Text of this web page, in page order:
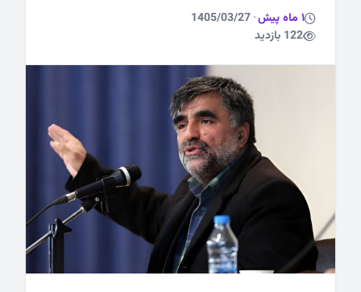
1 ماه پیش ·
1405/03/27
122 بازدید